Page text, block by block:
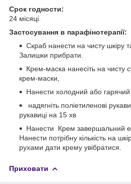
Срок годности:
24 місяці.
Застосування в парафінотерапії:
Скраб нанести на чисту шкіру
Залишки прибрати.
Крем-маска нанесіть на чисту
крем-маски,
Нанести холодний або
надягніть поліетиленові
рукавиці на 15 хв
Нанести Крем завершальний
Нанести потрібну кількість на
рухами дати крему увібратися.
Приховати